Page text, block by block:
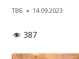
Автор
ТВБ Опубликовано
14.09.2023
387